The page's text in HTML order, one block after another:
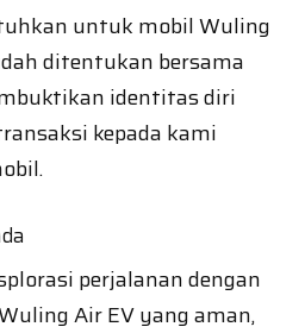
untuk mobil Wuling
ditentukan bersama
identitas diri
kepada kami
perjalanan dengan
Air EV yang aman,